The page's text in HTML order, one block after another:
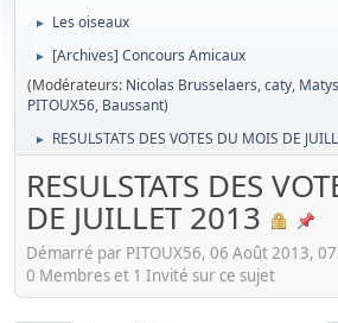
► Les oiseaux
►
[Archives] Concours Amicaux
(Modérateurs: Nicolas Brusselaers,caty, Matys
PITOUX56, Baussant)
► RESULSTATS DES VOTES DU MOIS DE
RESULSTATS DES
DE JUILLET 2013
Démarré par PITOUX56, 06 Août 2013,
0 Membres et 1 Invité sur ce sujet